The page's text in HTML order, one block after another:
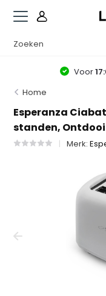
Voor
Home
Esperanza
standen,
Merk: